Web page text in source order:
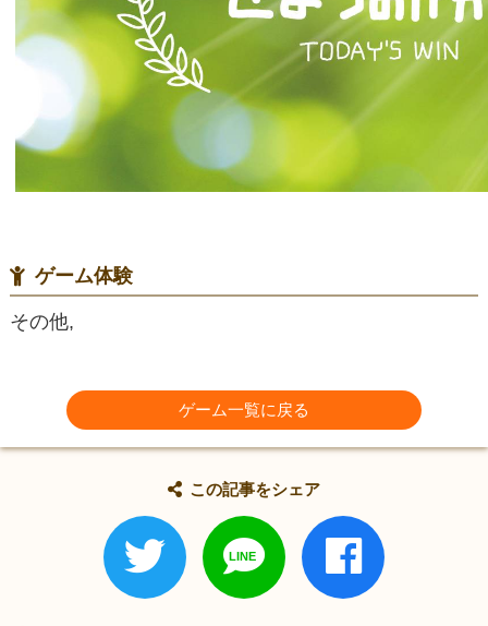
ゲーム体験
その他,
ゲーム一覧に戻る
この記事をシェア